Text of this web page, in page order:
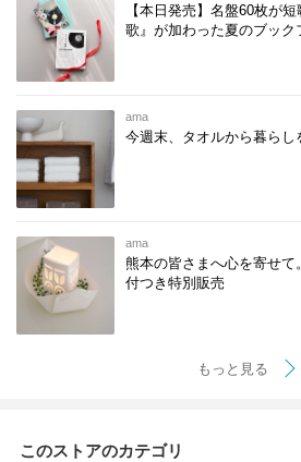
【本日発売】名盤60枚が
歌』が加わった夏のブック
ama
今週末、タオルから暮ら
ama
熊本の皆さまへ心を寄せ
付つき特別販売
もっと見る
このストアのカテゴリ